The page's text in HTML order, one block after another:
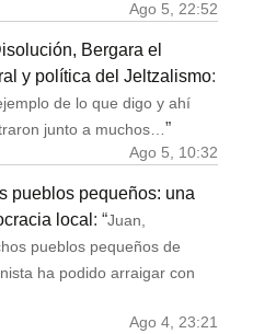
Ago 5, 22:52
Bergara el
y política del Jeltzalismo:
de lo que digo y ahí
junto a muchos…”
Ago 5, 10:32
pueblos pequeños: una
local : “Juan,
pueblos pequeños de
ha podido arraigar con
Ago 4, 23:21